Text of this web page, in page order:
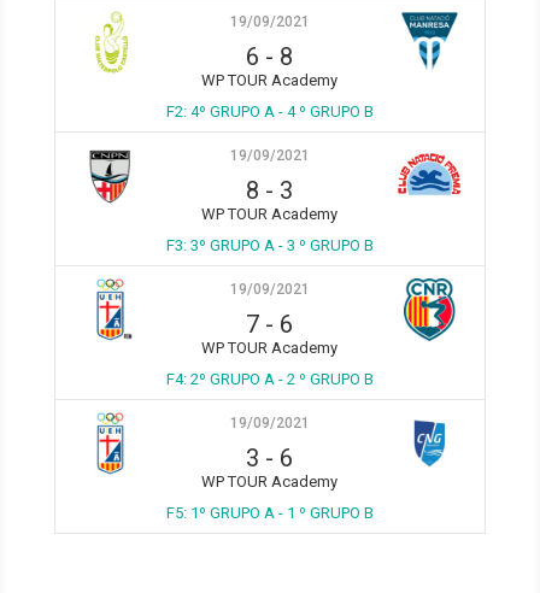
19/09/2021
6 - 8
WP TOUR Academy
F2: 4º GRUPO A - 4 º GRUPO B
19/09/2021
8 - 3
WP TOUR Academy
F3: 3º GRUPO A - 3 º GRUPO B
19/09/2021
7 - 6
WP TOUR Academy
F4: 2º GRUPO A - 2 º GRUPO B
19/09/2021
3 - 6
WP TOUR Academy
F5: 1º GRUPO A - 1 º GRUPO B